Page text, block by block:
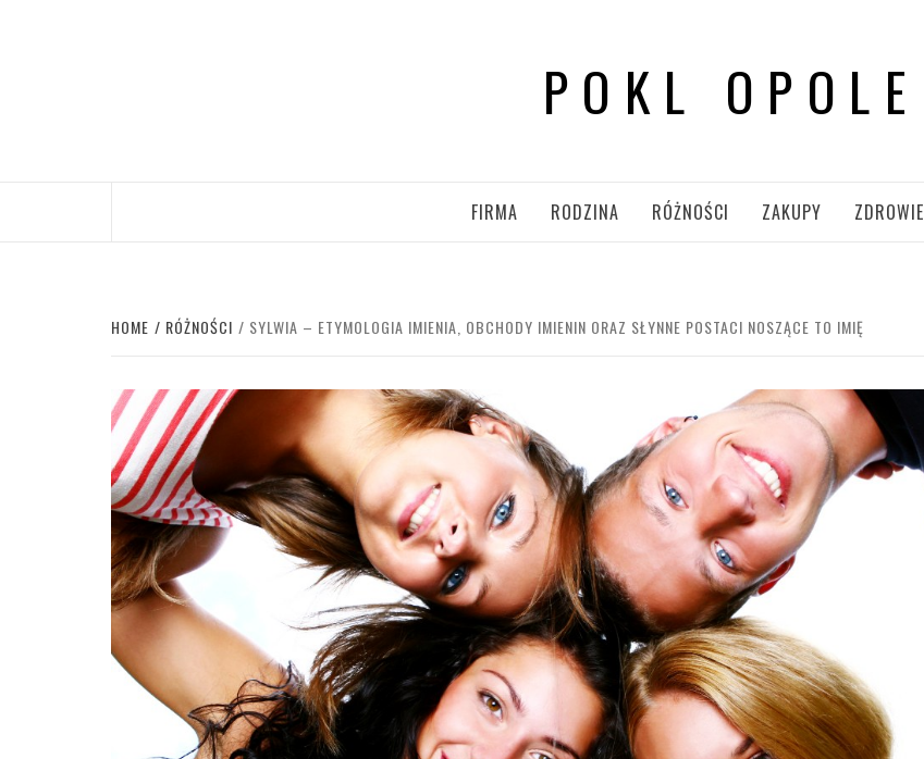
POKL OPOLE
FIRMA RODZINA RÓŻNOŚCI ZAKUPY ZDROWIE
HOME RÓŻNOŚCI SYLWIA – ETYMOLOGIA IMIENIA, OBCHODY IMIENIN ORAZ SŁYNNE POSTACI NOSZĄCE TO IMIĘ